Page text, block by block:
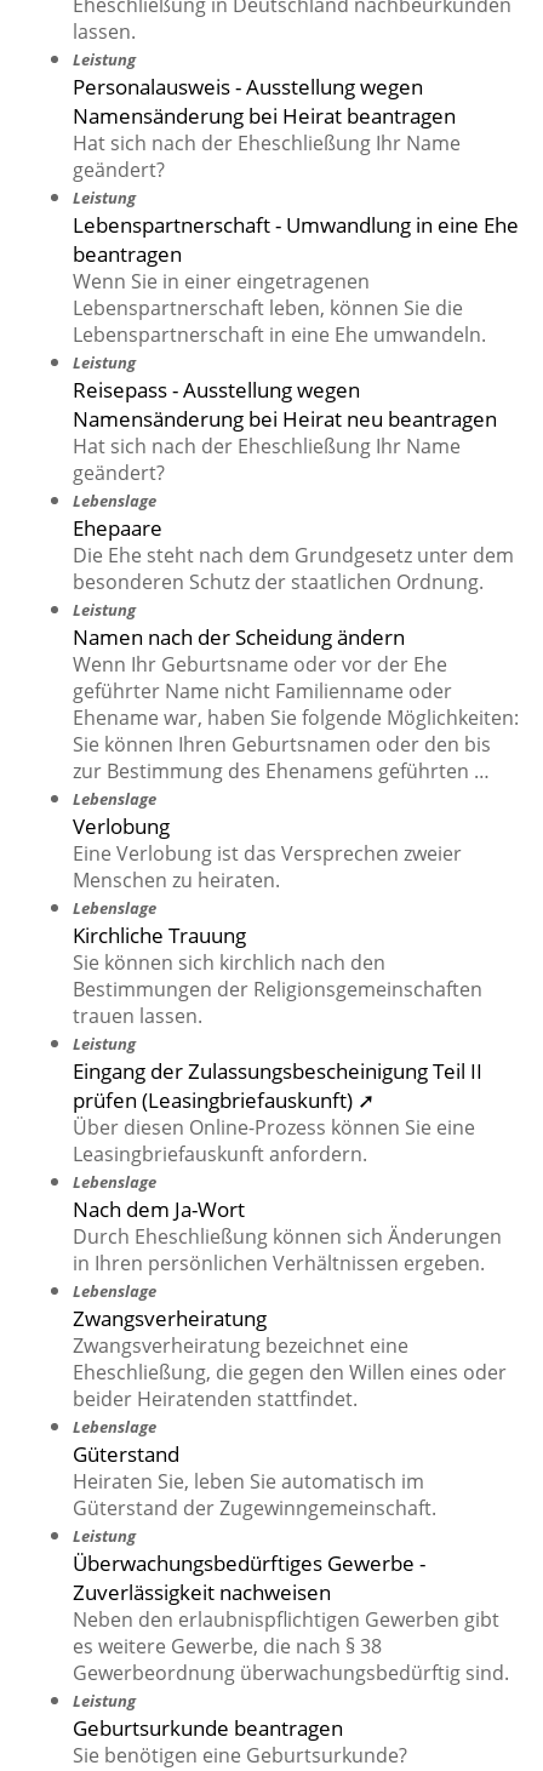
Eheschließung in Deutschland nachbeurkunden
lassen.
Leistung
Personalausweis - Ausstellung wegen
Namensänderung bei Heirat beantragen
Hat sich nach der Eheschließung Ihr Name
geändert?
Leistung
Lebenspartnerschaft - Umwandlung in eine Ehe
beantragen
Wenn Sie in einer eingetragenen
Lebenspartnerschaft leben, können Sie die
Lebenspartnerschaft in eine Ehe umwandeln.
Leistung
Reisepass - Ausstellung wegen
Namensänderung bei Heirat neu beantragen
Hat sich nach der Eheschließung Ihr Name
geändert?
Lebenslage
Ehepaare
Die Ehe steht nach dem Grundgesetz unter dem
besonderen Schutz der staatlichen Ordnung.
Leistung
Namen nach der Scheidung ändern
Wenn Ihr Geburtsname oder vor der Ehe
geführter Name nicht Familienname oder
Ehename war, haben Sie folgende Möglichkeiten:
Sie können Ihren Geburtsnamen oder den bis
zur Bestimmung des Ehenamens geführten …
Lebenslage
Verlobung
Eine Verlobung ist das Versprechen zweier
Menschen zu heiraten.
Lebenslage
Kirchliche Trauung
Sie können sich kirchlich nach den
Bestimmungen der Religionsgemeinschaften
trauen lassen.
Leistung
Eingang der Zulassungsbescheinigung Teil II
prüfen (Leasingbriefauskunft) ➚
Über diesen Online-Prozess können Sie eine
Leasingbriefauskunft anfordern.
Lebenslage
Nach dem Ja-Wort
Durch Eheschließung können sich Änderungen
in Ihren persönlichen Verhältnissen ergeben.
Lebenslage
Zwangsverheiratung
Zwangsverheiratung bezeichnet eine
Eheschließung, die gegen den Willen eines oder
beider Heiratenden stattfindet.
Lebenslage
Güterstand
Heiraten Sie, leben Sie automatisch im
Güterstand der Zugewinngemeinschaft.
Leistung
Überwachungsbedürftiges Gewerbe -
Zuverlässigkeit nachweisen
Neben den erlaubnispflichtigen Gewerben gibt
es weitere Gewerbe, die nach § 38
Gewerbeordnung überwachungsbedürftig sind.
Leistung
Geburtsurkunde beantragen
Sie benötigen eine Geburtsurkunde?